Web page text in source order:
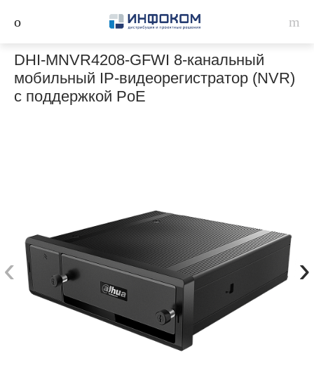
DHI-MNVR4208-GFWI 8-канальный
мобильный IP-видеорегистратор (NVR)
с поддержкой PoE
‹ ›